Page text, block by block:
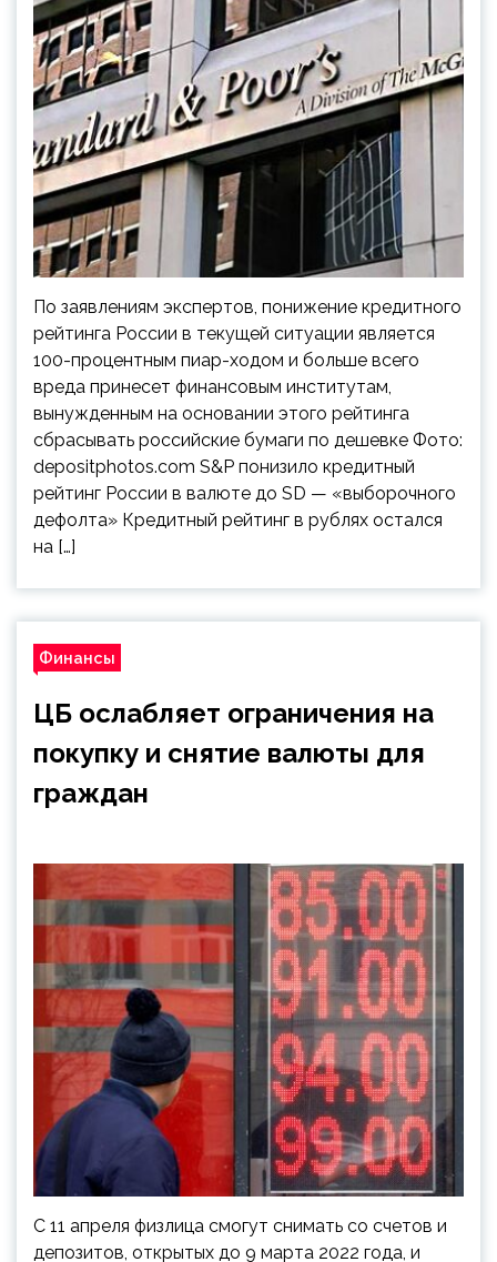
По заявлениям экспертов, понижение кредитного
рейтинга России в текущей ситуации является
100-процентным пиар-ходом и больше всего
вреда принесет финансовым институтам,
вынужденным на основании этого рейтинга
сбрасывать российские бумаги по дешевке Фото:
depositphotos.com S&P понизило кредитный
рейтинг России в валюте до SD — «выборочного
дефолта» Кредитный рейтинг в рублях остался
на […]
Финансы
ЦБ ослабляет ограничения на
покупку и снятие валюты для
граждан
С 11 апреля физлица смогут снимать со счетов и
депозитов, открытых до 9 марта 2022 года, и